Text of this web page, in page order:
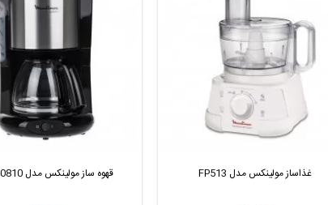
غذاساز مولینکس مدل FP513 قهوه ساز مولینکس مدل FG360810